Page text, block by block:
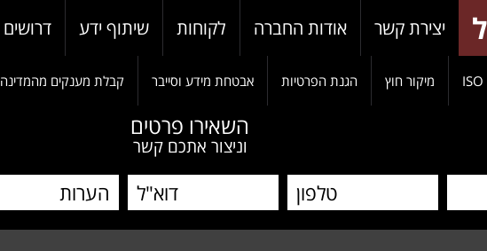
יצירת קשר אודות החברה לקוחות שיתוף ידע דרושים
מיקור חוץ הגנת הפרטיות אבטחת מידע וסייבר קבלת מענקים מהמדינה
השאירו פרטים
וניצור אתכם קשר